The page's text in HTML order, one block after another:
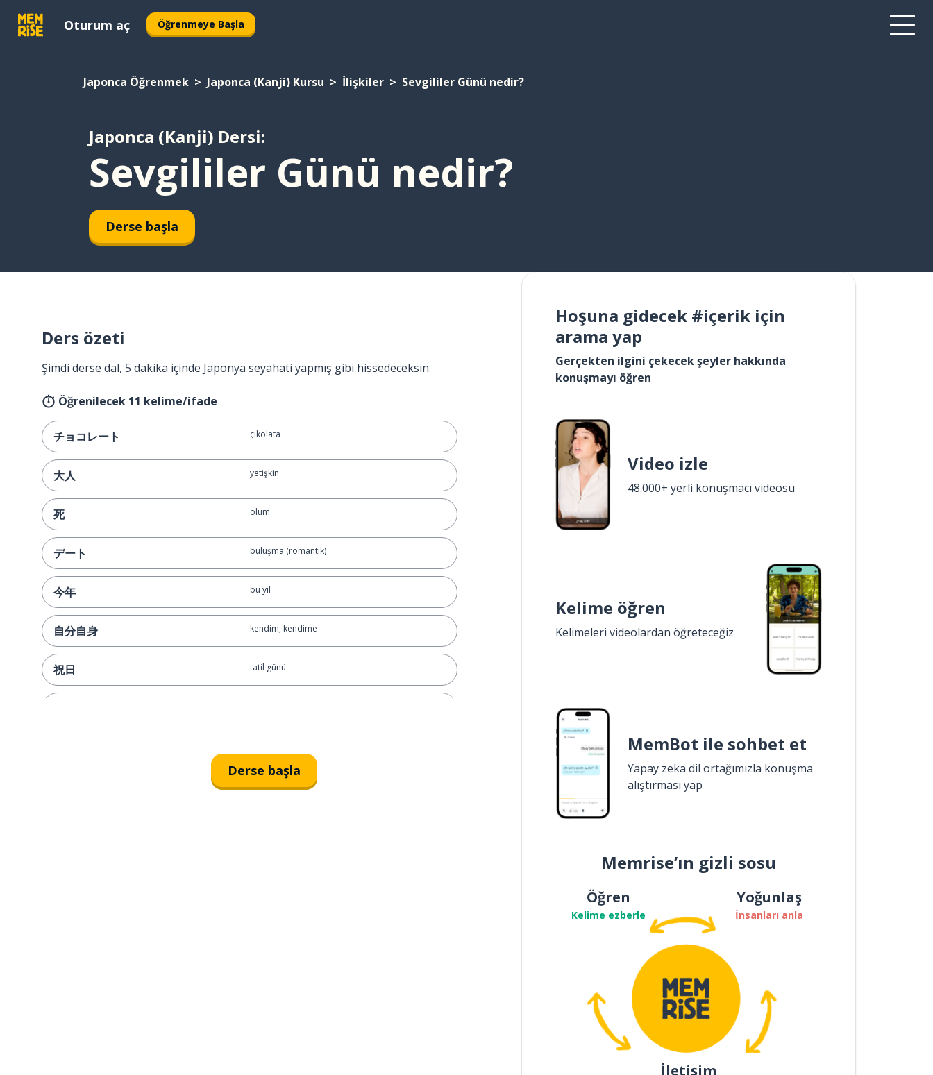
Oturum aç Öğrenmeye Başla
Japonca Öğrenmek Japonca (Kanji) Kursu İlişkiler Sevgililer Günü nedir?
Japonca (Kanji) Dersi:
Sevgililer Günü nedir?
Derse başla
Ders özeti
Şimdi derse dal, 5 dakika içinde Japonya seyahati yapmış gibi hissedeceksin.
Öğrenilecek 11 kelime/ifade
チョコレート çikolata
大人 yetişkin
死 ölüm
デート buluşma (romantik)
今年 bu yıl
自分自身 kendim; kendime
祝日 tatil günü
Derse başla
Hoşuna gidecek #içerik için
arama yap
Gerçekten ilgini çekecek şeyler hakkında
konuşmayı öğren
Video izle
48.000+ yerli konuşmacı videosu
Kelime öğren
Kelimeleri videolardan öğreteceğiz
MemBot ile sohbet et
Yapay zeka dil ortağımızla konuşma
alıştırması yap
Memrise’ın gizli sosu
Öğren
Kelime ezberle
Yoğunlaş
İnsanları anla
İletişim